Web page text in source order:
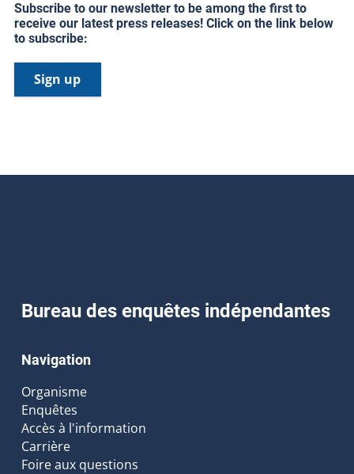
Subscribe to our newsletter to be among the first to
receive our latest press releases! Click on the link below
to subscribe:
Sign up
Bureau des enquêtes indépendantes
Navigation
Organisme
Enquêtes
Accès à l'information
Carrière
Foire aux questions